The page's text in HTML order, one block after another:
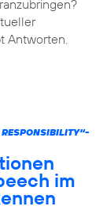
Antworten.
im